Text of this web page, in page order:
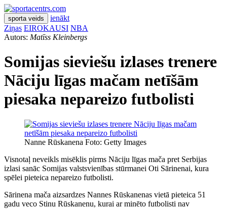
sporta veids
ienākt
Ziņas EIROKAUSI NBA
Autors: Matīss Kleinbergs
Somijas sieviešu izlases trenere
Nāciju līgas mačam netīšām
piesaka nepareizo futbolisti
Nanne Rūskanena Foto: Getty Images
Visnotaļ neveikls misēklis pirms Nāciju līgas mača pret Serbijas
izlasi sanāc Somijas valstsvienības stūrmanei Oti Sārinenai, kura
spēlei pieteica nepareizo futbolisti.
Sārinena mača aizsardzes Nannes Rūskanenas vietā pieteica 51
gadu veco Stinu Rūskanenu, kurai ar minēto futbolisti nav